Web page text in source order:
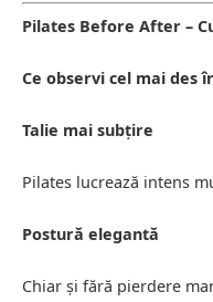
Pilates Before After –
Ce observi cel mai des
Talie mai subțire
Pilates lucrează intens
Postură elegantă
Chiar și fără pierdere